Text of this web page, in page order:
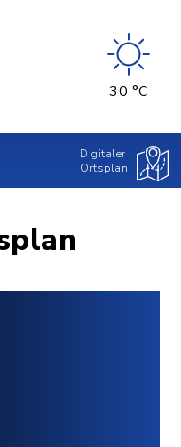
30 °C
Digitaler
Ortsplan